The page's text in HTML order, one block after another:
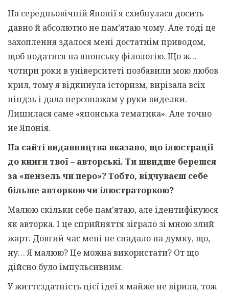
На середньовічній Японії я схибнулася досить
давно й абсолютно не пам’ятаю чому. Але тоді це
захоплення здалося мені достатнім приводом,
щоб податися на японську філологію. Що ж…
чотири роки в університеті позбавили мою любов
крил, тому я відкинула історизм, вирізала всіх
ніндзь і дала персонажам у руки виделки.
Лишилася саме «японська тематика». Але точно
не Японія.
На сайті видавництва вказано, що ілюстрації
до книги твої – авторські. Ти швидше берешся
за «пензель чи перо»? Тобто, відчуваєш себе
більше авторкою чи ілюстраторкою?
Малюю скільки себе пам’ятаю, але ідентифікуюся
як авторка. І це сприйняття зіграло зі мною злий
жарт. Довгий час мені не спадало на думку, що,
ну… Я малюю? Це можна використати? От що
дійсно було імпульсивним.
У життєздатність цієї ідеї я майже не вірила, тож